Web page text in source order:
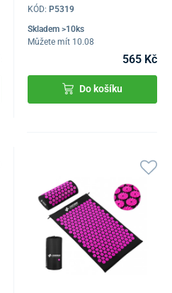
KÓD: P5319
Skladem >10ks
Můžete mít 10.08
565 Kč
Do košíku